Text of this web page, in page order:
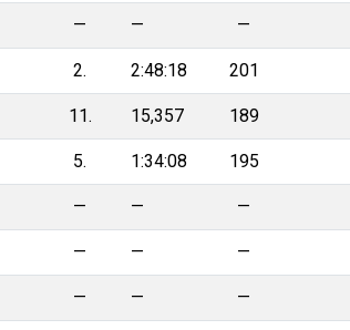
— — —
2. 2:48:18 201
11. 15,357 189
5. 1:34:08 195
— — —
— — —
— — —